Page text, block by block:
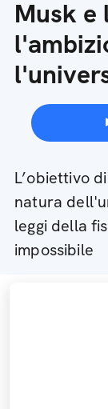
Musk e
L’obiettivo
natura
leggi della
impossibile